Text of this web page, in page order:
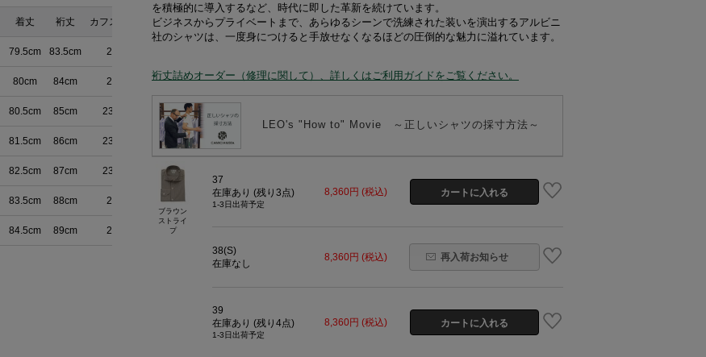
着丈 裄丈 カフスまわり
79.5cm 83.5cm 23cm
80cm 84cm 23cm
80.5cm 85cm 23.5cm
81.5cm 86cm 23.5cm
82.5cm 87cm 23.5cm
83.5cm 88cm 24cm
84.5cm 89cm 24cm
を積極的に導入するなど、時代に即した革新を続けています。
ビジネスからプライベートまで、あらゆるシーンで洗練された装いを演出するアルビニ
社のシャツは、一度身につけると手放せなくなるほどの圧倒的な魅力に溢れています。
裄丈詰めオーダー（修理に関して）、詳しくはご利用ガイドをご覧ください。
LEO's "How to" Movie ～正しいシャツの採寸方法～
ブラウン
ストライ
プ
37
在庫あり (残り 3点)
1-3日出荷予定
8,360円 (税込)
38(S)
在庫なし
8,360円 (税込) 再入荷お知らせ
39
在庫あり (残り 4点)
1-3日出荷予定
8,360円 (税込)